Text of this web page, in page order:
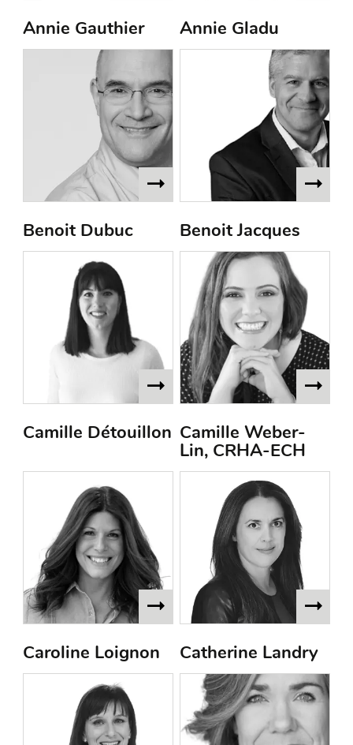
Annie Gauthier Annie Gladu
Benoit Dubuc Benoit Jacques
Camille Détouillon Camille Weber-
Lin, CRHA-ECH
Caroline Loignon Catherine Landry